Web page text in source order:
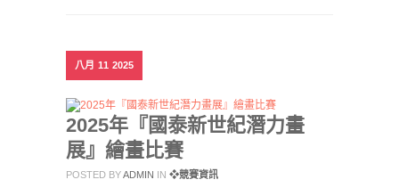
八月 11 2025
2025年『國泰新世紀潛力畫
展』繪畫比賽
POSTED BYADMIN IN ❖競賽資訊